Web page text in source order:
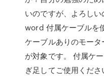
いのですが、よろし
word 付属ケーブルを
ケーブルありのモー
が対象です。 付属ケ
ぎ足してご使用くだ